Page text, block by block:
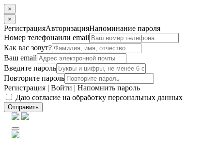
×
×
РегистрацияАвторизацияНапоминание пароля
Номер телефонаили email
Как вас зовут?
Ваш email
Введите пароль
Повторите пароль
Регистрация | Войти | Напомнить пароль
Даю согласие на обработку персональных данных
Отправить